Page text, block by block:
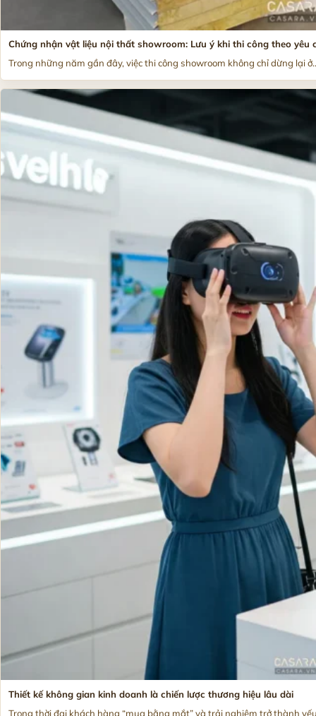
Chứng nhận vật liệu nội thất showroom: Lưu ý khi thi công theo yêu
Trong những năm gần đây, việc thi công showroom không chỉ dừng lại
Thiết kế không gian kinh doanh là chiến lược thương hiệu lâu dài
Trong thời đại khách hàng “mua bằng mắt” và trải nghiệm trở thành